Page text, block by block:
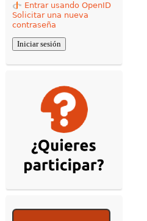
Entrar usando OpenID
Solicitar una nueva
contraseña